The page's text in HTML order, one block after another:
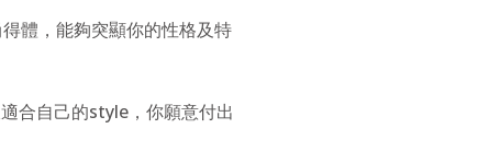
體，能夠突顯你的性格及特
合自己的style，你願意付出